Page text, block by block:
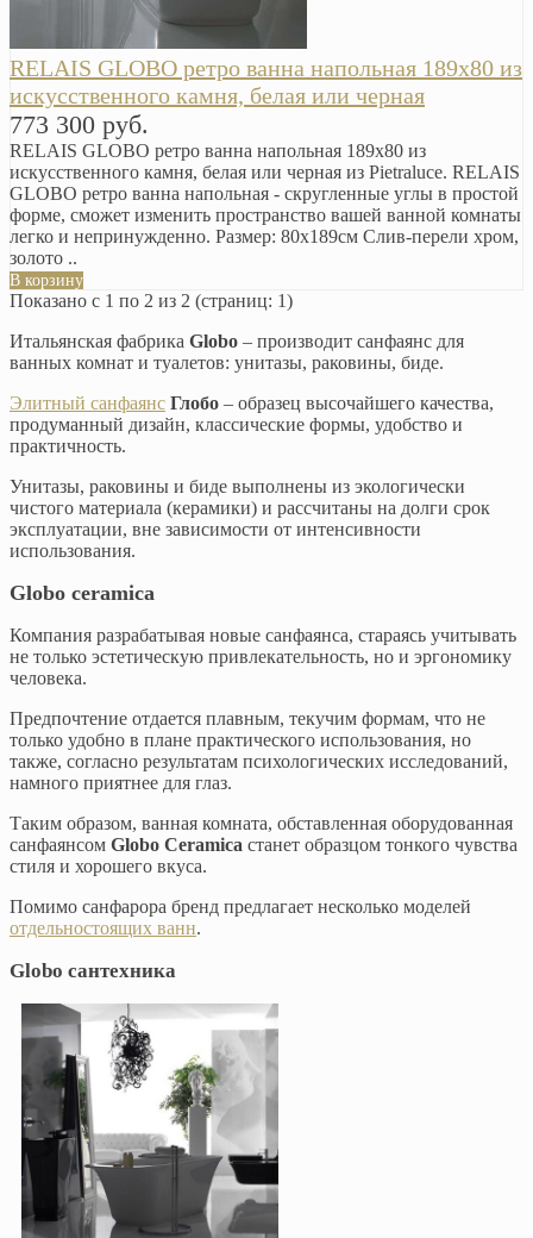
RELAIS GLOBO ретро ванна напольная 189х80 из
искусственного камня, белая или черная
773 300 руб.
RELAIS GLOBO ретро ванна напольная 189х80 из
искусственного камня, белая или черная из Pietraluce. RELAIS
GLOBO ретро ванна напольная - скругленные углы в простой
форме, сможет изменить пространство вашей ванной комнаты
легко и непринужденно. Размер: 80х189см Слив-перели хром,
золото ..
В корзину
Показано с 1 по 2 из 2 (страниц: 1)
Итальянская фабрика Globo – производит санфаянс для
ванных комнат и туалетов: унитазы, раковины, биде.
Элитный санфаянс Глобо – образец высочайшего качества,
продуманный дизайн, классические формы, удобство и
практичность.
Унитазы, раковины и биде выполнены из экологически
чистого материала (керамики) и рассчитаны на долги срок
эксплуатации, вне зависимости от интенсивности
использования.
Globo ceramica
Компания разрабатывая новые санфаянса, стараясь учитывать
не только эстетическую привлекательность, но и эргономику
человека.
Предпочтение отдается плавным, текучим формам, что не
только удобно в плане практического использования, но
также, согласно результатам психологических исследований,
намного приятнее для глаз.
Таким образом, ванная комната, обставленная оборудованная
санфаянсом Globo Ceramica станет образцом тонкого чувства
стиля и хорошего вкуса.
Помимо санфарора бренд предлагает несколько моделей
отдельностоящих ванн.
Globo сантехника